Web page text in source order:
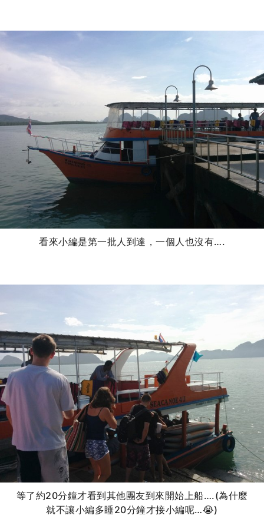
看來小編是第一批人到達，一個人也沒有….
等了約20分鐘才看到其他團友到來開始上船….(為什麼
就不讓小編多睡20分鐘才接小編呢…😭)